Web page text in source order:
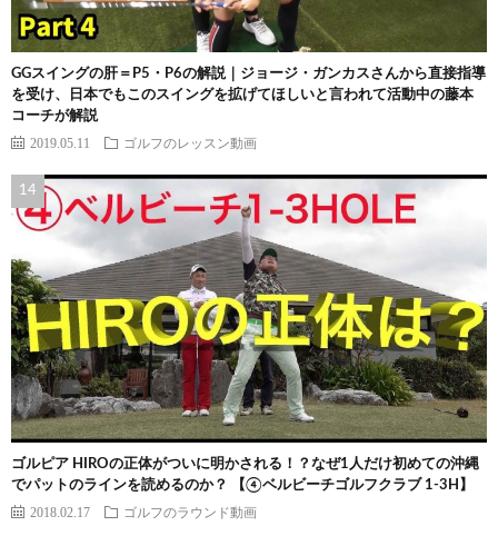
GGスイングの肝＝P5・P6の解説｜ジョージ・ガンカスさんから直接指導
を受け、日本でもこのスイングを拡げてほしいと言われて活動中の藤本
コーチが解説
2019.05.11 ゴルフのレッスン動画
ゴルピア HIROの正体がついに明かされる！？なぜ1人だけ初めての沖縄
でパットのラインを読めるのか？ 【④ベルビーチゴルフクラブ 1-3H】
2018.02.17 ゴルフのラウンド動画